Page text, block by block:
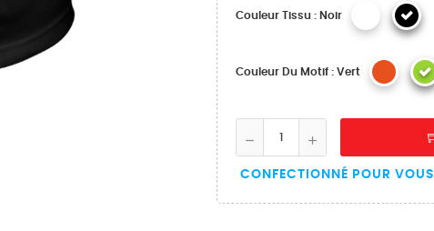
Couleur Tissu : Noir
Couleur Du Motif : Vert
CONFECTIONNÉ POUR